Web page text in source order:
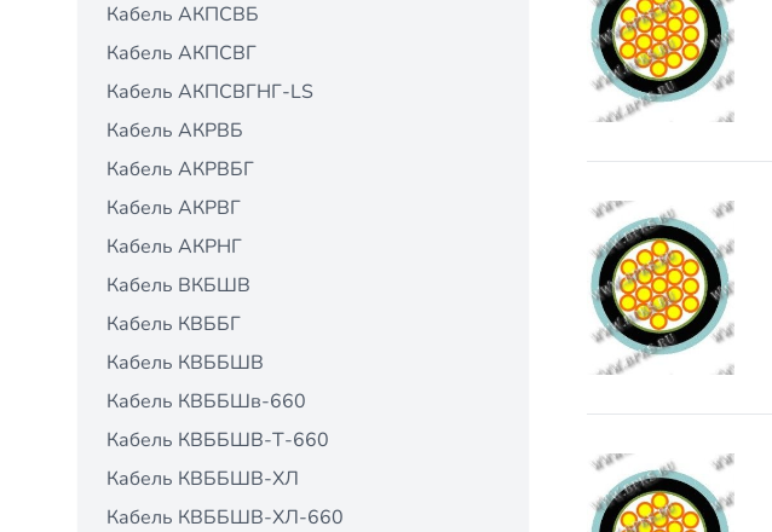
Кабель АКПСВБ
Кабель АКПСВГ
Кабель АКПСВГНГ-LS
Кабель АКРВБ
Кабель АКРВБГ
Кабель АКРВГ
Кабель АКРНГ
Кабель ВКБШВ
Кабель КВББГ
Кабель КВББШВ
Кабель КВББШв-660
Кабель КВББШВ-Т-660
Кабель КВББШВ-ХЛ
Кабель КВББШВ-ХЛ-660